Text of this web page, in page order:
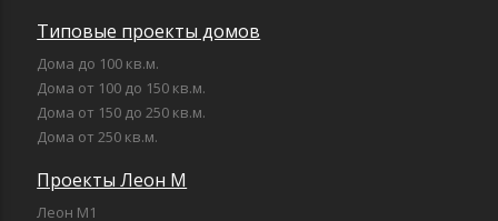
Типовые проекты домов
Дома до 100 кв.м.
Дома от 100 до 150 кв.м.
Дома от 150 до 250 кв.м.
Дома от 250 кв.м.
Проекты Леон М
Леон М1